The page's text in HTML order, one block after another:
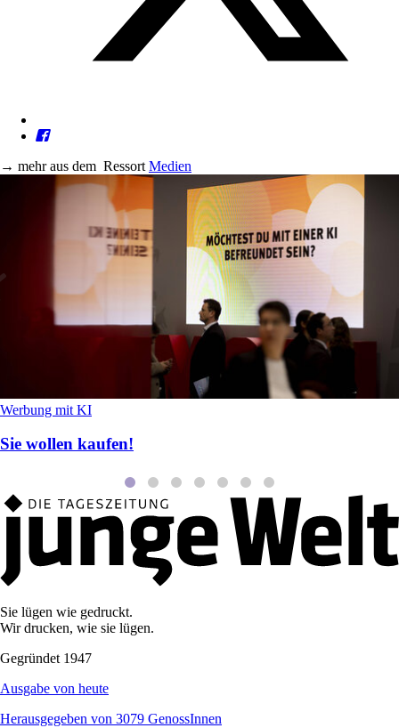
→ mehr aus dem Ressort Medien
Werbung mit KI
Sie wollen kaufen!
Sie lügen wie gedruckt.
Wir drucken, wie sie lügen.
Gegründet 1947
Ausgabe von heute
Herausgegeben von 3079 GenossInnen